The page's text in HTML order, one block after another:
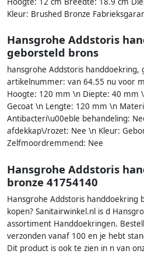
Kleur: Brushed Bronze
Hansgrohe Addstoris
geborsteld brons
hansgrohe Addstoris
artikelnummer: van 64.55 nu voor
Hoogte: 120 mm \n Diepte: 40 mm
Gecoat \n Lengte: 120 mm \n
Antibacteri\u00eble behandeling:
afdekkap\/rozet: Nee \n Kleur:
Zelfmoordremmend: Nee
Hansgrohe Addstoris
bronze 41754140
Hansgrohe Addstoris handdoekring
kopen? Sanitairwinkel.nl is d
assortiment Handdoekringen.
verzonden vanaf 100 en je hebt
Dit product is ook te zien in n van